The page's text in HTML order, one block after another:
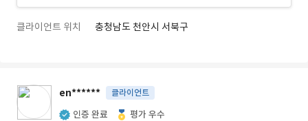
클라이언트 위치 충청남도 천안시 서북구
en****** 클라이언트
인증 완료 평가 우수